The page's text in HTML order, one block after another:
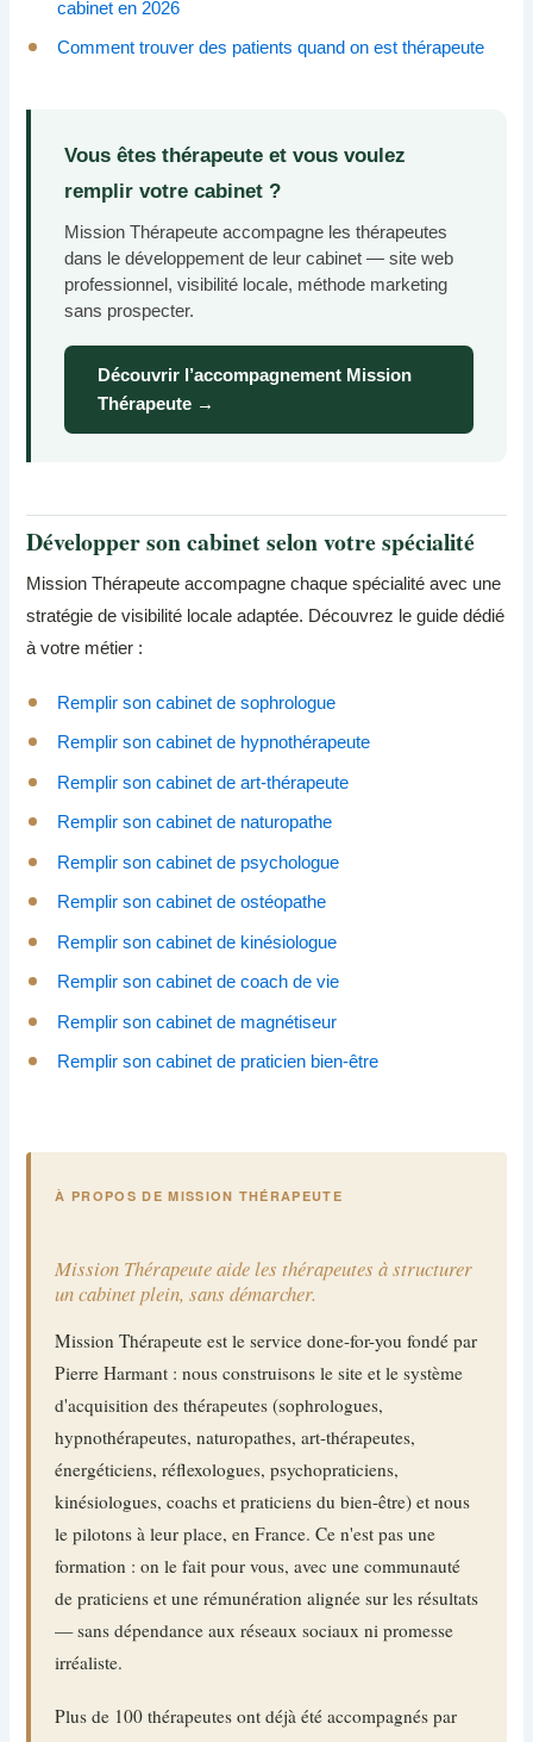
cabinet en 2026
Comment trouver des patients quand on est thérapeute
Vous êtes thérapeute et vous voulez
remplir votre cabinet ?
Mission Thérapeute accompagne les thérapeutes
dans le développement de leur cabinet — site web
professionnel, visibilité locale, méthode marketing
sans prospecter.
Découvrir l’accompagnement Mission
Thérapeute →
Développer son cabinet selon votre spécialité
Mission Thérapeute accompagne chaque spécialité avec une
stratégie de visibilité locale adaptée. Découvrez le guide dédié
à votre métier :
Remplir son cabinet de sophrologue
Remplir son cabinet de hypnothérapeute
Remplir son cabinet de art-thérapeute
Remplir son cabinet de naturopathe
Remplir son cabinet de psychologue
Remplir son cabinet de ostéopathe
Remplir son cabinet de kinésiologue
Remplir son cabinet de coach de vie
Remplir son cabinet de magnétiseur
Remplir son cabinet de praticien bien-être
À PROPOS DE MISSION THÉRAPEUTE
Mission Thérapeute aide les thérapeutes à structurer
un cabinet plein, sans démarcher.
Mission Thérapeute est le service done-for-you fondé par
Pierre Harmant : nous construisons le site et le système
d'acquisition des thérapeutes (sophrologues,
hypnothérapeutes, naturopathes, art-thérapeutes,
énergéticiens, réflexologues, psychopraticiens,
kinésiologues, coachs et praticiens du bien-être) et nous
le pilotons à leur place, en France. Ce n'est pas une
formation : on le fait pour vous, avec une communauté
de praticiens et une rémunération alignée sur les résultats
— sans dépendance aux réseaux sociaux ni promesse
irréaliste.
Plus de 100 thérapeutes ont déjà été accompagnés par